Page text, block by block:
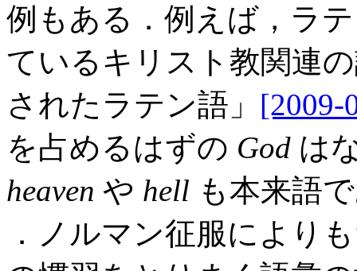
例もある．例えば，ラ
ているキリスト教関連
されたラテン語」 [2009-
を占めるはずの God は
heaven や hell も本来語
．ノルマン征服により